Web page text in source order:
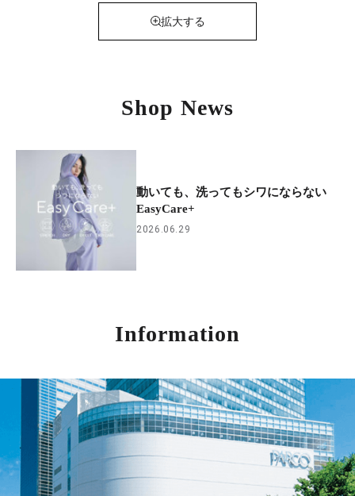
拡大する
Shop News
動いても、洗ってもシワにならない
EasyCare+
2026.06.29
Information